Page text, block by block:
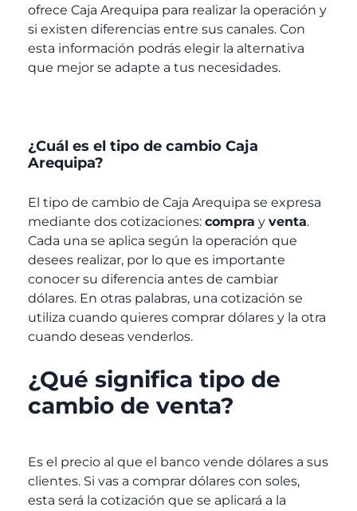
ofrece Caja Arequipa para realizar la operación y
si existen diferencias entre sus canales. Con
esta información podrás elegir la alternativa
que mejor se adapte a tus necesidades.
¿Cuál es el tipo de cambio Caja
Arequipa?
El tipo de cambio de Caja Arequipa se expresa
mediante dos cotizaciones: compra y venta.
Cada una se aplica según la operación que
desees realizar, por lo que es importante
conocer su diferencia antes de cambiar
dólares. En otras palabras, una cotización se
utiliza cuando quieres comprar dólares y la otra
cuando deseas venderlos.
¿Qué significa tipo de
cambio de venta?
Es el precio al que el banco vende dólares a sus
clientes. Si vas a comprar dólares con soles,
esta será la cotización que se aplicará a la